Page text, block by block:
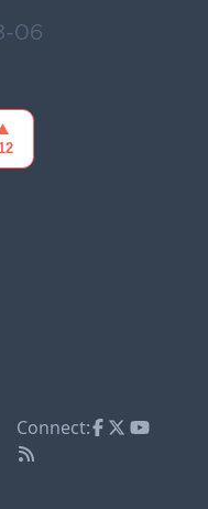
06
Connect: